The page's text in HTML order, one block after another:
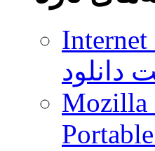
می
دانلود
Mozilla